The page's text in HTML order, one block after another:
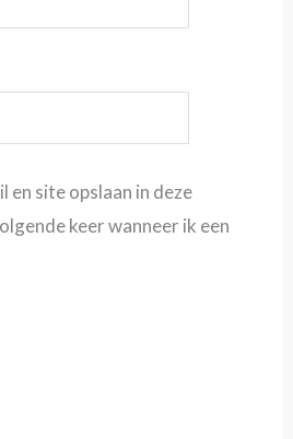
en site opslaan in deze
keer wanneer ik een